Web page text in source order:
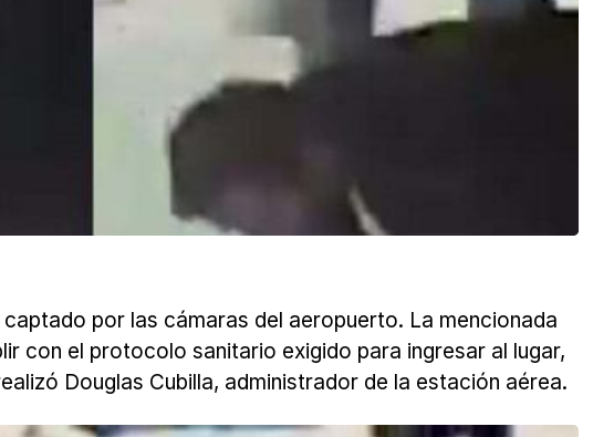
por las cámaras del aeropuerto. La mencionada
con el protocolo sanitario exigido para ingresar al lugar,
Douglas Cubilla, administrador de la estación aérea.